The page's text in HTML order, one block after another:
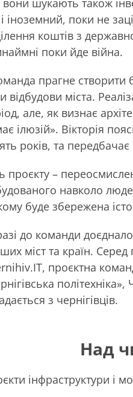
вони шукають також
іноземний, поки не
коштів з
поки йде війна.
прагне створити
відбудови міста.
але, як визнає
ілюзій». Вікторія
років, та
проєкту –
навколо
буде збережена
до команди
міст та країн. Серед
проєктна
з чернігівців.
Над
інфраструктури і